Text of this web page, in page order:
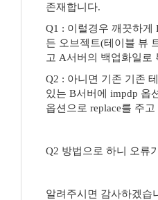
존재합니다.
Q1 : 이럴경우 깨끗하게
든 오브젝트(테이블 뷰
고 A서버의 백업화일로
Q2 : 아니면 기존 기존
있는 B서버에 impdp 옵
옵션으로 replace를 주
Q2 방법으로 하니 오류
알려주시면 감사하겠습